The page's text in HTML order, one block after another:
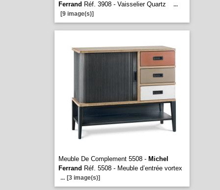
Ferrand Réf. 3908 - Vaisselier Quartz
...
[9 image(s)]
Meuble De Complement 5508 - Michel
Ferrand Réf. 5508 - Meuble d’entrée vortex
... [3 image(s)]